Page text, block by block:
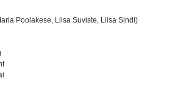
Poolakese, Liisa Suviste, Liisa Sindi)